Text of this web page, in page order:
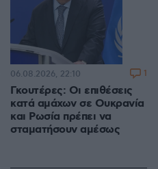
Γκουτέρες: Οι επιθέσεις
κατά αμάχων σε Ουκρανία
και Ρωσία πρέπει να
σταματήσουν αμέσως
06.08.2026, 22:10 1